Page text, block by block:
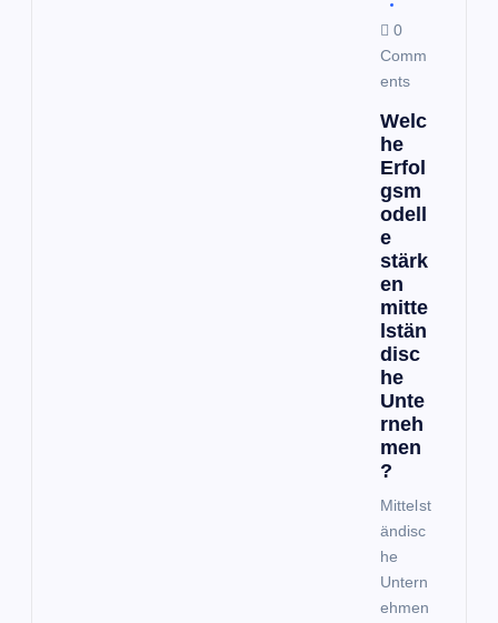
0
Comm
ents
Welc
he
Erfol
gsm
odell
e
stärk
en
mitte
lstän
disc
he
Unte
rneh
men
?
Mittelst
ändisc
he
Untern
ehmen